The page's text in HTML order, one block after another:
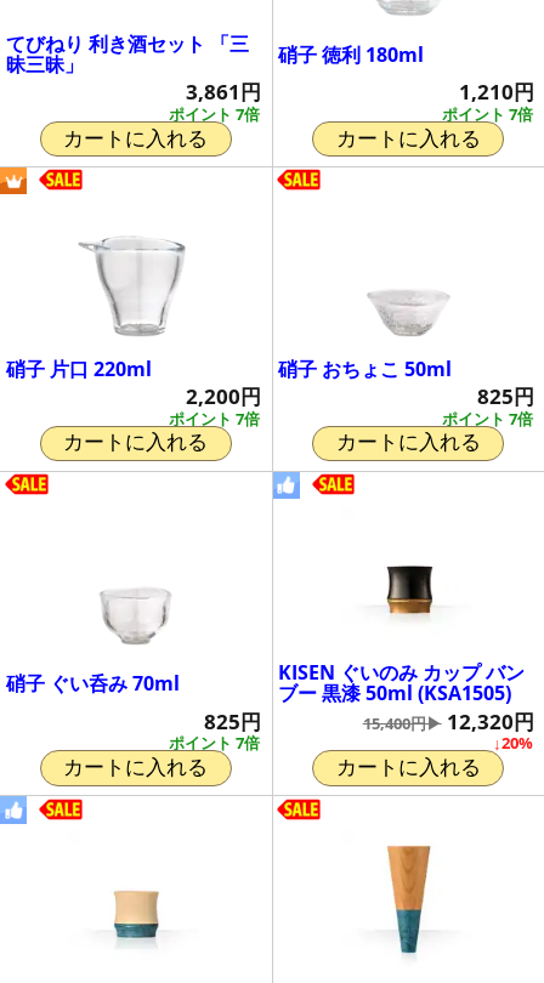
てびねり 利き酒セット 「三
昧三昧」
ポイント 7倍
3,861円
カートに入れる
硝子 徳利 180ml
ポイント 7倍
1,210円
カートに入れる
硝子 片口 220ml
ポイント 7倍
2,200円
カートに入れる
硝子 おちょこ 50ml
ポイント 7倍
825円
カートに入れる
硝子 ぐい呑み 70ml
ポイント 7倍
825円
カートに入れる
KISEN ぐいのみ カップ バン
ブー 黒漆 50ml (KSA1505)
↓20%
15,400円▶ 12,320円
カートに入れる